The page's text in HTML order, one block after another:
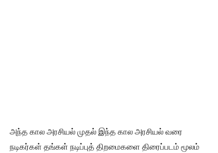
அந்த கால அரசியல் முதல் இந்த கால அரசியல் வரை
நடிகர்கள் தங்கள் நடிப்புத் திறமைகளை திரைப்படம் மூலம்